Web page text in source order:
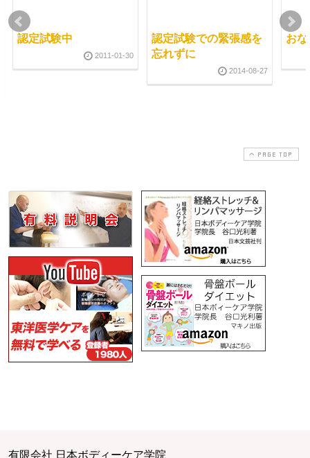
認定試験中
2011-01-30
認定試験での緊張感を
忘れずに
2014-08-27
お
PAGE TOP
有限会社 日本ボディーケア学院